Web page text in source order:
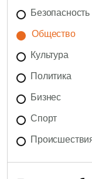
Безопасность
Общество
Культура
Политика
Бизнес
Спорт